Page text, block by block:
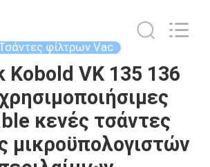
φίλτρων Vac
Kobold VK 135 136
κενές τσάντες
μικροϋπολογιστών